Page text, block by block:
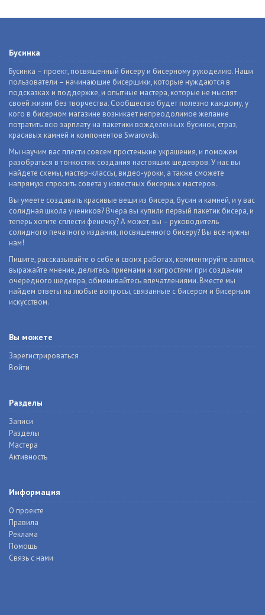
Бусинка
Бусинка – проект, посвященный бисеру и бисерному рукоделию. Наши
пользователи – начинающие бисерщики, которые нуждаются в
подсказках и поддержке, и опытные мастера, которые не мыслят
своей жизни без творчества. Сообщество будет полезно каждому, у
кого в бисерном магазине возникает непреодолимое желание
потратить всю зарплату на пакетики вожделенных бусинок, страз,
красивых камней и компонентов Swarovski.
Мы научим вас плести совсем простенькие украшения, и поможем
разобраться в тонкостях создания настоящих шедевров. У нас вы
найдете схемы, мастер-классы, видео-уроки, а также сможете
напрямую спросить совета у известных бисерных мастеров.
Вы умеете создавать красивые вещи из бисера, бусин и камней, и у вас
солидная школа учеников? Вчера вы купили первый пакетик бисера, и
теперь хотите сплести фенечку? А может, вы – руководитель
солидного печатного издания, посвященного бисеру? Вы все нужны
нам!
Пишите, рассказывайте о себе и своих работах, комментируйте записи,
выражайте мнение, делитесь приемами и хитростями при создании
очередного шедевра, обменивайтесь впечатлениями. Вместе мы
найдем ответы на любые вопросы, связанные с бисером и бисерным
искусством.
Вы можете
Зарегистрироваться
Войти
Разделы
Записи
Разделы
Мастера
Активность
Информация
О проекте
Правила
Реклама
Помощь
Связь с нами